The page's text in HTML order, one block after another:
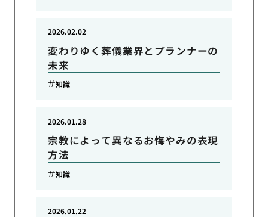
変わりゆく葬儀業界とプランナーの
未来
2026.02.02
知識
宗教によって異なるお悔やみの表現
方法
2026.01.28
知識
2026.01.22